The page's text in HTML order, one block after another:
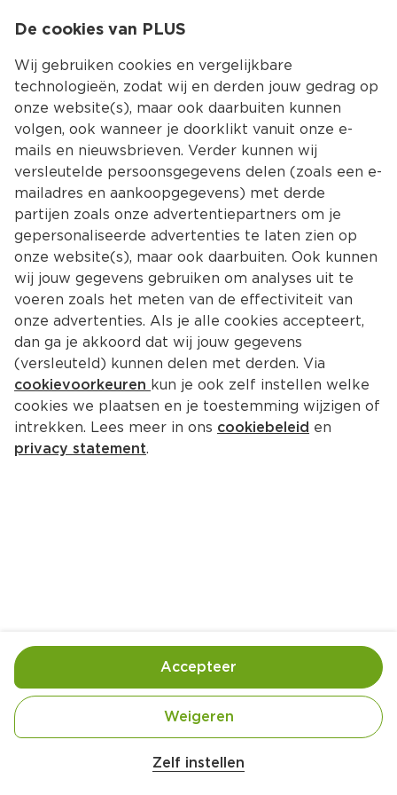
Kies jouw
Terug Producten
PLUS Huiswijn Wit zoet
Per Doos 6000 ml  (per liter €4.89)
Handige informatie over dit product
Aan mensen onder 18 jaar verkopen wij geen
Belangrijke veiligheidswaarschuwing
De cookies van PLUS
Wij gebruiken cookies en vergelijkbare
technologieën, zodat wij en derden jouw gedrag op
onze website(s), maar ook daarbuiten kunnen
volgen, ook wanneer je doorklikt vanuit onze e-
mails en nieuwsbrieven. Verder kunnen wij
versleutelde persoonsgegevens delen (zoals een e-
mailadres en aankoopgegevens) met derde
partijen zoals onze advertentiepartners om je
gepersonaliseerde advertenties te laten zien op
onze website(s), maar ook daarbuiten. Ook kunnen
wij jouw gegevens gebruiken om analyses uit te
voeren zoals het meten van de effectiviteit van
onze advertenties. Als je alle cookies accepteert,
dan ga je akkoord dat wij jouw gegevens
(versleuteld) kunnen delen met derden. Via
cookievoorkeuren kun je ook zelf instellen welke
cookies we plaatsen en je toestemming wijzigen of
intrekken. Lees meer in ons cookiebeleid en
privacy statement.
Zelf instellen
Weigeren
Accepteer